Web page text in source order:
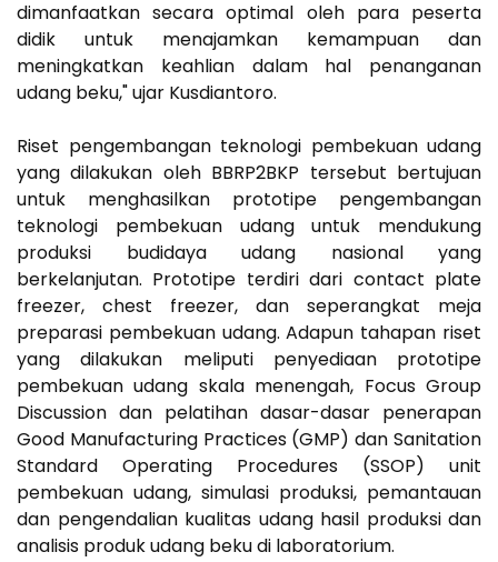
dimanfaatkan secara optimal oleh para peserta
didik untuk menajamkan kemampuan dan
meningkatkan keahlian dalam hal penanganan
udang beku," ujar Kusdiantoro.
Riset pengembangan teknologi pembekuan udang
yang dilakukan oleh BBRP2BKP tersebut bertujuan
untuk menghasilkan prototipe pengembangan
teknologi pembekuan udang untuk mendukung
produksi budidaya udang nasional yang
berkelanjutan. Prototipe terdiri dari contact plate
freezer, chest freezer, dan seperangkat meja
preparasi pembekuan udang. Adapun tahapan riset
yang dilakukan meliputi penyediaan prototipe
pembekuan udang skala menengah, Focus Group
Discussion dan pelatihan dasar-dasar penerapan
Good Manufacturing Practices (GMP) dan Sanitation
Standard Operating Procedures (SSOP) unit
pembekuan udang, simulasi produksi, pemantauan
dan pengendalian kualitas udang hasil produksi dan
analisis produk udang beku di laboratorium.